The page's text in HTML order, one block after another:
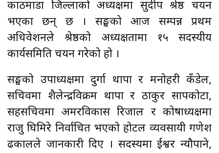
काठमाडौँ जिल्लाको अध्यक्षमा सुदीप श्रेष्ठ चयन
भएका छन् छ । सङ्घको आज सम्पन्न प्रथम
अधिवेशनले श्रेष्ठको अध्यक्षतामा १५ सदस्यीय
कार्यसमिति चयन गरेको हो ।
सङ्घको उपाध्यक्षमा दुर्गा थापा र मनोहरी कँडेल,
सचिवमा शैलेन्द्रविक्रम थापा र ठाकुर सापकोटा,
सहसचिवमा अमरविकास रिजाल र कोषाध्यक्षमा
राजु घिमिरे निर्वाचित भएको होटल व्यवसायी गणेश
ढकालले जानकारी दिए । सदस्यमा ईश्वर न्यौपाने,